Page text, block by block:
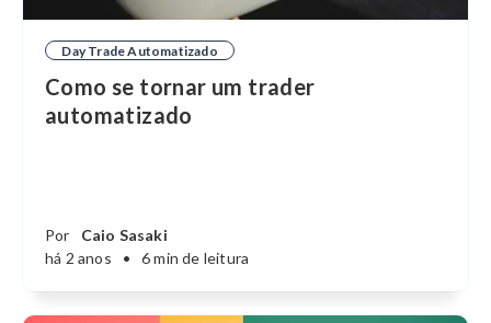
Day Trade Automatizado
Como se tornar um trader
automatizado
Por
Caio Sasaki
há 2 anos
• 6 min de leitura